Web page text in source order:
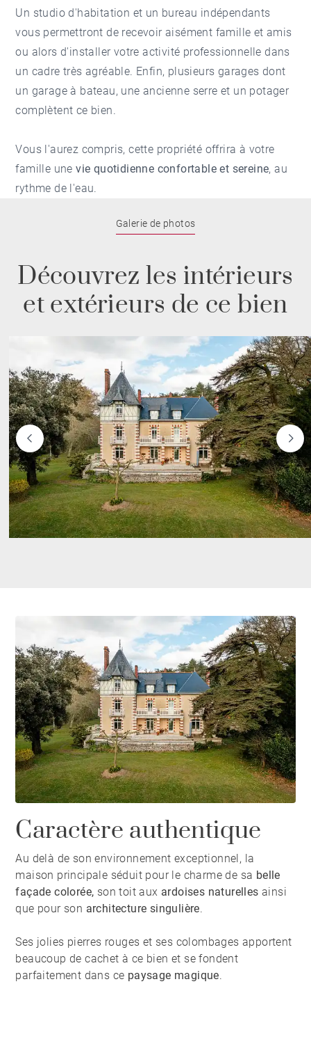
Un studio d'habitation et un bureau indépendants
vous permettront de recevoir aisément famille et amis
ou alors d'installer votre activité professionnelle dans
un cadre très agréable. Enfin, plusieurs garages dont
un garage à bateau, une ancienne serre et un potager
complètent ce bien.
Vous l'aurez compris, cette propriété offrira à votre
famille unevie quotidienne confortable et sereine, au
rythme de l'eau.
Galerie de photos
Découvrez les intérieurs
et extérieurs de ce bien
Caractère authentique
Au delà de son environnement exceptionnel, la
maison principale séduit pour le charme de sa belle
façade colorée, son toit aux ardoises naturelles ainsi
que pour son architecture singulière.
Ses jolies pierres rouges et ses colombages apportent
beaucoup de cachet à ce bien et se fondent
parfaitement dans ce paysage magique.